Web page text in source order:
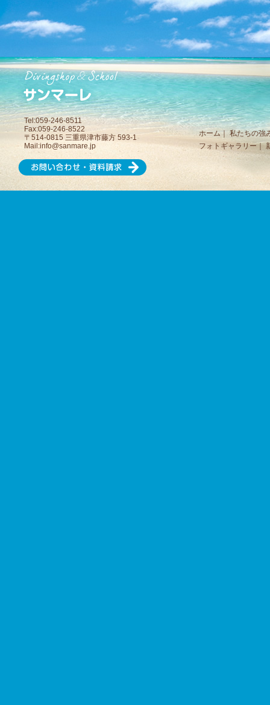
Tel:059-246-8511
Fax:059-246-8522
〒514-0815 三重県津市藤方 593-1
Mail:info@sanmare.jp
ホーム
私たちの強
フォトギャラリー｜